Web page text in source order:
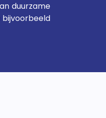
duurzame